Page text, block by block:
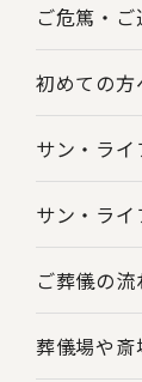
ご危篤・ご
初めての方
サン・ラ
サン・ライ
ご葬儀の流
葬儀場や斎